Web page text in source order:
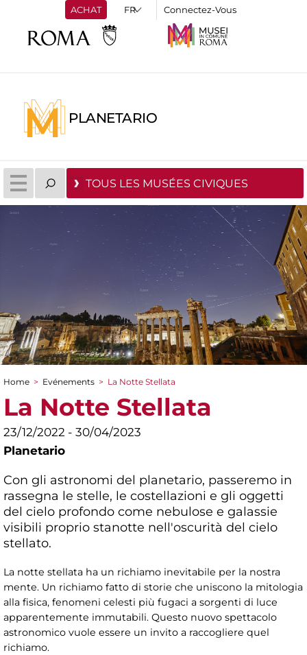
ACHAT Connectez-Vous
PLANETARIO
TOUS LES MUSÉES CIVIQUES
You are here
Home > Evénements > La Notte Stellata
La Notte Stellata
23/12/2022 - 30/04/2023
Planetario
Con gli astronomi del planetario, passeremo in
rassegna le stelle, le costellazioni e gli oggetti
del cielo profondo come nebulose e galassie
visibili proprio stanotte nell'oscurità del cielo
stellato.
La notte stellata ha un richiamo inevitabile per la nostra
mente. Un richiamo fatto di storie che uniscono la mitologia
alla fisica, fenomeni celesti più fugaci a sorgenti di luce
apparentemente immutabili. Questo nuovo spettacolo
astronomico vuole essere un invito a raccogliere quel
richiamo.